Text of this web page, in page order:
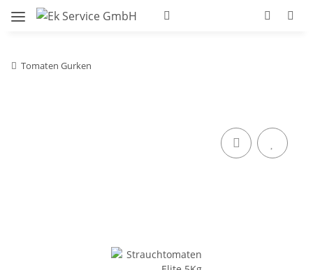
Tomaten Gurken